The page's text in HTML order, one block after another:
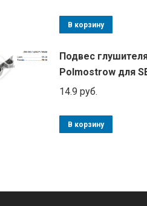
В корзину
Подвес
Polmostrow для
14.9 руб.
В корзину